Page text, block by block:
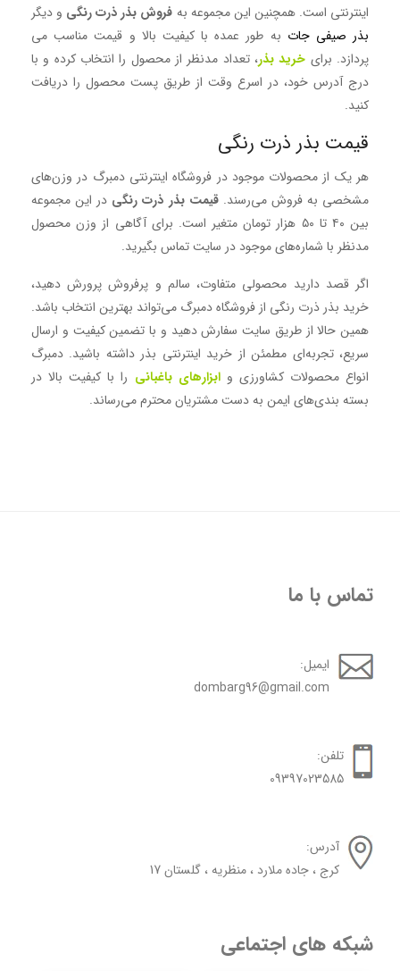
اینترنتی است. همچنین این مجموعه به فروش بذر ذرت رنگی و دیگر
بذر صیفی جات به طور عمده با کیفیت بالا و قیمت مناسب می
پردازد. برای خرید بذر، تعداد مدنظر از محصول را انتخاب کرده و با
درج آدرس خود، در اسرع وقت از طریق پست محصول را دریافت
کنید.
قیمت بذر ذرت رنگی
هر یک از محصولات موجود در فروشگاه اینترنتی دمبرگ در وزن‌های
مشخصی به فروش می‌رسند.قیمت بذر ذرت رنگی در این مجموعه
بین ۴۰ تا ۵۰ هزار تومان متغیر است. برای آگاهی از وزن محصول
مدنظر با شماره‌های موجود در سایت تماس بگیرید.
اگر قصد دارید محصولی متفاوت، سالم و پرفروش پرورش دهید،
خرید بذر ذرت رنگی از فروشگاه دمبرگ می‌تواند بهترین انتخاب باشد.
همین حالا از طریق سایت سفارش دهید و با تضمین کیفیت و ارسال
سریع، تجربه‌ای مطمئن از خرید اینترنتی بذر داشته باشید. دمبرگ
انواع محصولات کشاورزی وابزارهای باغبانی را با کیفیت بالا در
بسته بندی‌های ایمن به دست مشتریان محترم می‌رساند.
تماس با ما
ایمیل:
dombarg96@gmail.com
تلفن:
09397023585
آدرس:
کرج ، جاده ملارد ، منظریه ، گلستان 17
شبکه های اجتماعی